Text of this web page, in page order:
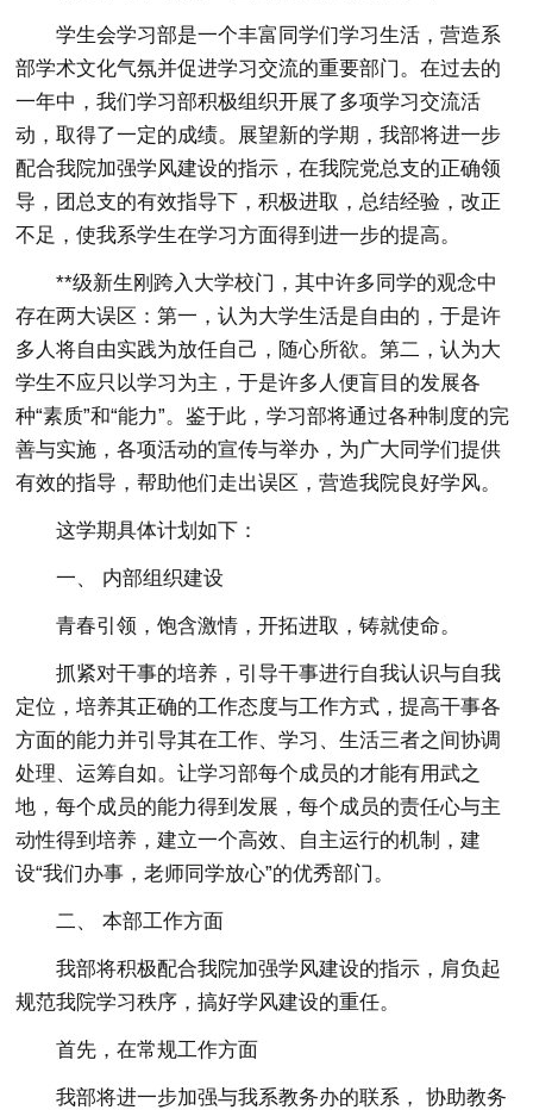
学生会学习部是一个丰富同学们学习生活，营造系
部学术文化气氛并促进学习交流的重要部门。在过去的
一年中，我们学习部积极组织开展了多项学习交流活
动，取得了一定的成绩。展望新的学期，我部将进一步
配合我院加强学风建设的指示，在我院党总支的正确领
导，团总支的有效指导下，积极进取，总结经验，改正
不足，使我系学生在学习方面得到进一步的提高。
**级新生刚跨入大学校门，其中许多同学的观念中
存在两大误区：第一，认为大学生活是自由的，于是许
多人将自由实践为放任自己，随心所欲。第二，认为大
学生不应只以学习为主，于是许多人便盲目的发展各
种“素质”和“能力”。鉴于此，学习部将通过各种制度的完
善与实施，各项活动的宣传与举办，为广大同学们提供
有效的指导，帮助他们走出误区，营造我院良好学风。
这学期具体计划如下：
一、 内部组织建设
青春引领，饱含激情，开拓进取，铸就使命。
抓紧对干事的培养，引导干事进行自我认识与自我
定位，培养其正确的工作态度与工作方式，提高干事各
方面的能力并引导其在工作、学习、生活三者之间协调
处理、运筹自如。让学习部每个成员的才能有用武之
地，每个成员的能力得到发展，每个成员的责任心与主
动性得到培养，建立一个高效、自主运行的机制，建
设“我们办事，老师同学放心”的优秀部门。
二、 本部工作方面
我部将积极配合我院加强学风建设的指示，肩负起
规范我院学习秩序，搞好学风建设的重任。
首先，在常规工作方面
我部将进一步加强与我系教务办的联系， 协助教务